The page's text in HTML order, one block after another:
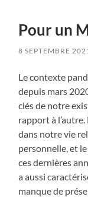
Pour un
8 SEPTEMBRE
Le contexte
depuis mars
clés de notre
rapport à
dans notre vie
personnelle, et
ces dernières
a aussi
manque de